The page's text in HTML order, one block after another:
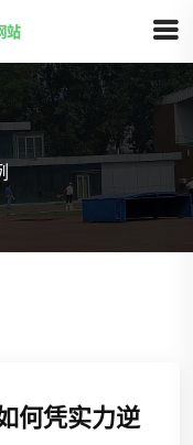
何凭实力逆